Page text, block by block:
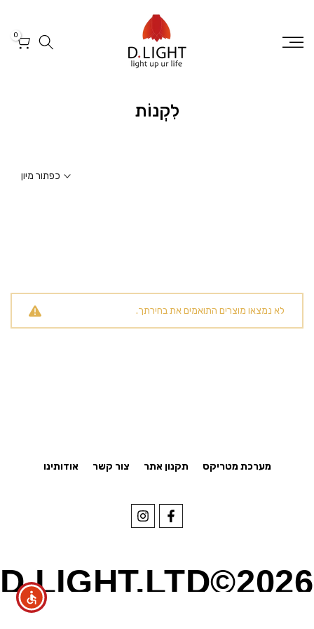
לטקסט
0
לִקְנוֹת
כפתור מיון
לא נמצאו מוצרים התואמים את בחירתך.
מערכת מטריקס תקנון אתר צור קשר אודותינו
D.LIGHT.LTD©2026